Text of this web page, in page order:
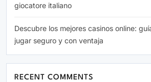
giocatore italiano
Descubre los mejores casinos online:
jugar seguro y con ventaja
RECENT COMMENTS